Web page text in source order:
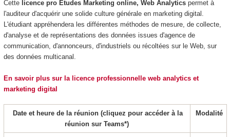
Cettelicence pro Etudes Marketing online, Web Analyticspermet à
l'auditeur d'acquérir une solide culture générale en marketing digital.
L'étudiant appréhendera les différentes méthodes de mesure, de collecte,
d'analyse et de représentations des données issues d'agence de
communication, d'annonceurs, d'industriels ou récoltées sur le Web, sur
des données multicanal.
En savoir plus sur la licence professionnelle web analytics et
marketing digital
Date et heure de la réunion (cliquez pour accéder à la
réunion sur Teams*)
Modalité